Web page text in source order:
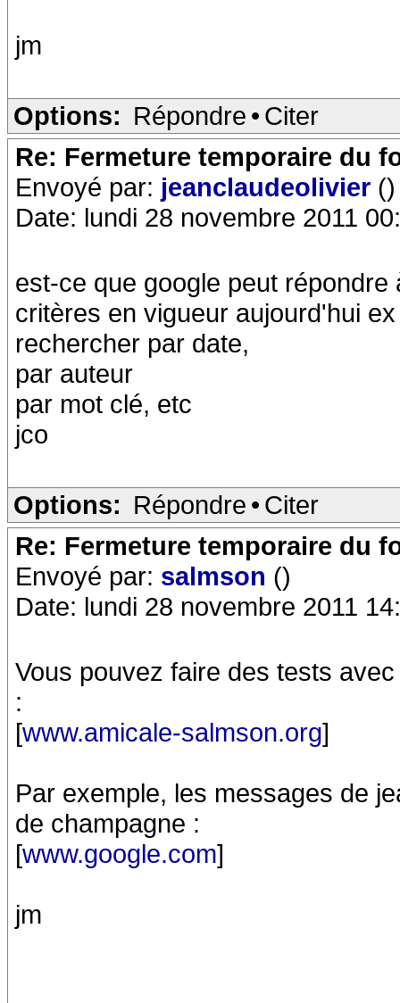
jm
Options: Répondre • Citer
Re: Fermeture temporaire du
Envoyé par: jeanclaudeolivier ()
Date: lundi 28 novembre 2011
est-ce que google peut
critères en vigueur aujourd'hui ex
rechercher par date,
par auteur
par mot clé, etc
jco
Options: Répondre • Citer
Re: Fermeture temporaire du
Envoyé par: salmson ()
Date: lundi 28 novembre 2011
Vous pouvez faire des tests
:
[www.amicale-salmson.org]
Par exemple, les messages de
de champagne :
[www.google.com]
jm